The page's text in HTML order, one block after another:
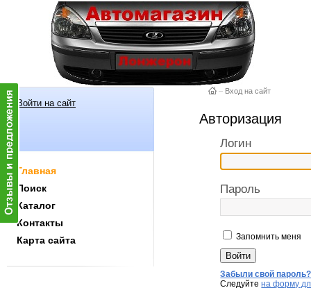
Войти на сайт
Главная
Поиск
Каталог
Контакты
Карта сайта
– Вход на сайт
Авторизация
Логин
Пароль
Запомнить меня
Забыли свой пароль?
Следуйтена форму